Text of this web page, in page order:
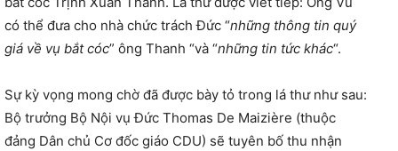
có thể đưa cho nhà chức trách Đức “những thông tin quý
giá về vụ bắt cóc” ông Thanh “và “những tin tức khác“.
Sự kỳ vọng mong chờ đã được bày tỏ trong lá thư như sau:
Bộ trưởng Bộ Nội vụ Đức Thomas De Maizière (thuộc
đảng Dân chủ Cơ đốc giáo CDU) sẽ tuyên bố thu nhận